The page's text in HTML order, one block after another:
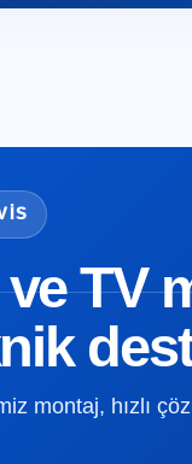
TV
montaj, hızlı